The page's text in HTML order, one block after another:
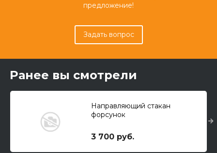
предложение!
Задать вопрос
Ранее вы смотрели
Направляющий стакан
форсунок
3 700 руб.